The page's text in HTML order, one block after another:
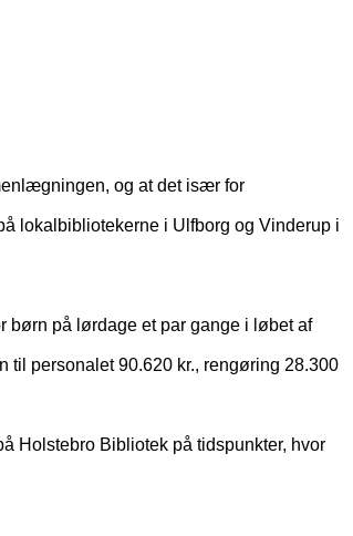
og at det især for
lokalbibliotekerne i Ulfborg og Vinderup i
børn på lørdage et par gange i løbet af
til personalet 90.620 kr., rengøring 28.300
Holstebro Bibliotek på tidspunkter, hvor